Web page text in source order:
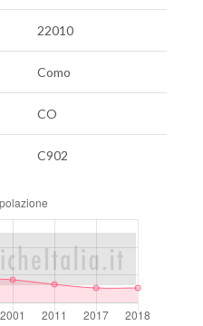
22010
Como
CO
C902